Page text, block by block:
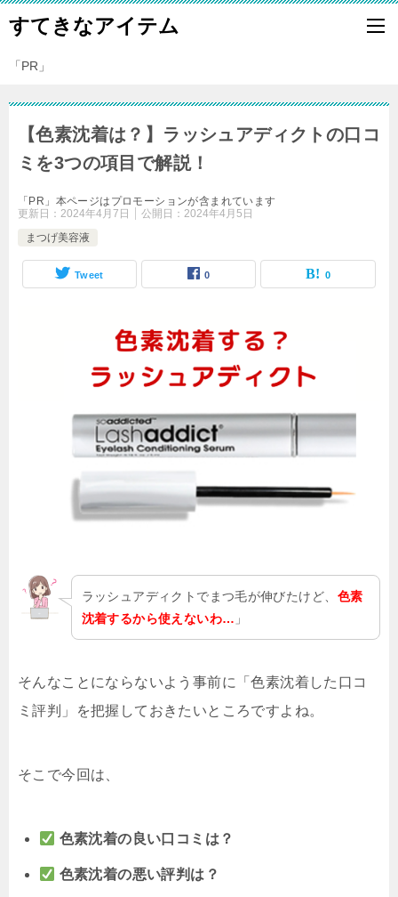
すてきなアイテム
「PR」
【色素沈着は？】ラッシュアディクトの口コ
ミを3つの項目で解説！
「PR」本ページはプロモーションが含まれています
更新日： 2024年4月7日 公開日： 2024年4月5日
まつげ美容液
Tweet 0 0
ラッシュアディクトでまつ毛が伸びたけど、 色素
沈着するから使えないわ… 」
そんなことにならないよう事前に「色素沈着した口コ
ミ評判」を把握しておきたいところですよね。
そこで今回は、
色素沈着の良い口コミは ？
色素沈着の悪い評判は？